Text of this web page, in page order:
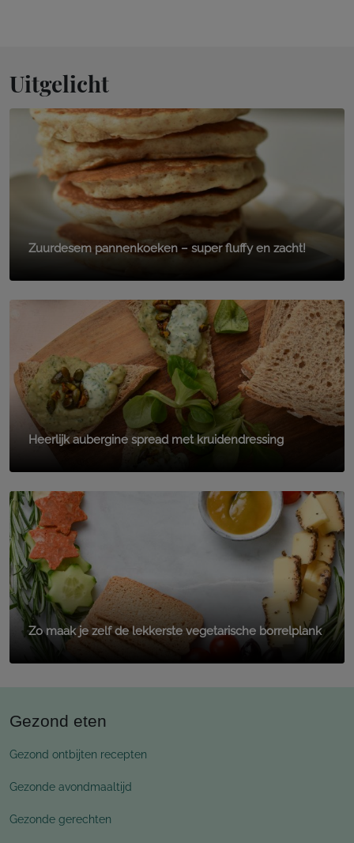
Uitgelicht
Zuurdesem pannenkoeken – super fluffy en zacht!
Heerlijk aubergine spread met kruidendressing
Zo maak je zelf de lekkerste vegetarische borrelplank
Gezond eten
Gezond ontbijten recepten
Gezonde avondmaaltijd
Gezonde gerechten